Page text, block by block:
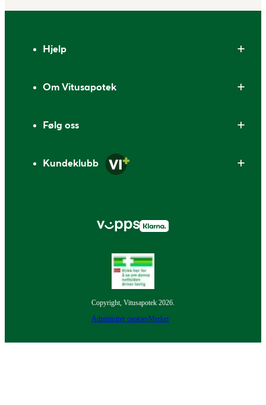
Hjelp
Om Vitusapotek
Følg oss
Kundeklubb
Copyright, Vitusapotek 2026.
Administrer cookiesMerker